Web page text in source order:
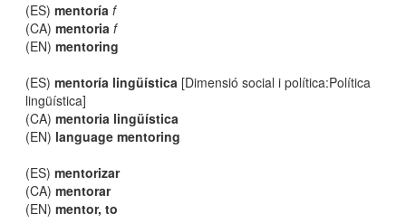
(ES)mentoría f
(CA)mentoria f
(EN)mentoring
(ES)mentoría lingüística [Dimensió social i política:Política
lingüística]
(CA)mentoria lingüística
(EN) language mentoring
(ES)mentorizar
(CA)mentorar
(EN)mentor, to